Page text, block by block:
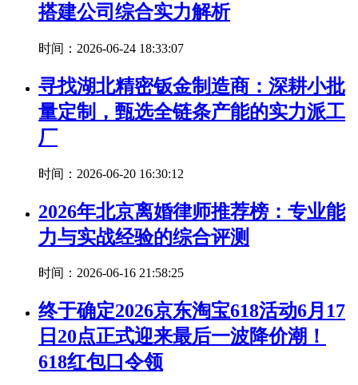
搭建公司综合实力解析
时间：2026-06-24 18:33:07
寻找湖北精密钣金制造商：深耕小批
量定制，甄选全链条产能的实力派工
厂
时间：2026-06-20 16:30:12
2026年北京离婚律师推荐榜：专业能
力与实战经验的综合评测
时间：2026-06-16 21:58:25
终于确定2026京东淘宝618活动6月17
日20点正式迎来最后一波降价潮！
618红包口令领